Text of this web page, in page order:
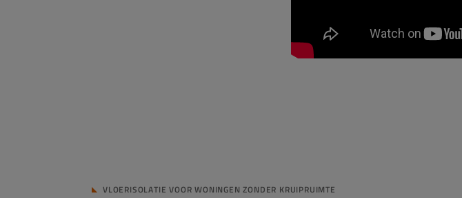
VLOERISOLATIE VOOR WONINGEN ZONDER KRUIPRUIMTE